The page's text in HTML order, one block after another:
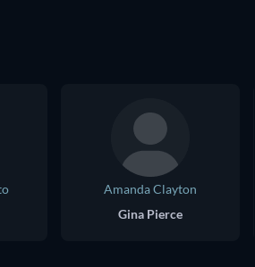
Amanda Clayton
Gina Pierce